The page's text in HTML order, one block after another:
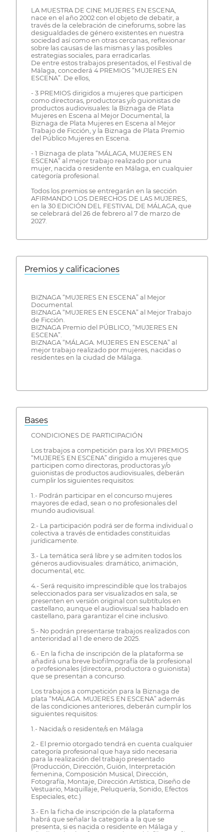
LA MUESTRA DE CINE MUJERES EN ESCENA,
nace en el año 2002 con el objeto de debatir, a
través de la celebración de cineforums, sobre las
desigualdades de género existentes en nuestra
sociedad así como en otras cercanas, reflexionar
sobre las causas de las mismas y las posibles
estrategias sociales, para erradicarlas.
De entre estos trabajos presentados, el Festival de
Málaga, concederá 4 PREMIOS “MUJERES EN
ESCENA”. De ellos,
- 3 PREMIOS dirigidos a mujeres que participen
como directoras, productoras y/o guionistas de
productos audiovisuales: la Biznaga de Plata
Mujeres en Escena al Mejor Documental, la
Biznaga de Plata Mujeres en Escena al Mejor
Trabajo de Ficción, y la Biznaga de Plata Premio
del Público Mujeres en Escena.
- 1 Biznaga de plata “MÁLAGA, MUJERES EN
ESCENA” al mejor trabajo realizado por una
mujer, nacida o residente en Málaga, en cualquier
categoría profesional.
Todos los premios se entregarán en la sección
AFIRMANDO LOS DERECHOS DE LAS MUJERES,
en la 30 EDICIÓN DEL FESTIVAL DE MÁLAGA, que
se celebrará del 26 de febrero al 7 de marzo de
2027.
Premios y calificaciones
BIZNAGA “MUJERES EN ESCENA” al Mejor
Documental.
BIZNAGA “MUJERES EN ESCENA” al Mejor Trabajo
de Ficción.
BIZNAGA Premio del PÚBLICO, “MUJERES EN
ESCENA”.
BIZNAGA “MÁLAGA. MUJERES EN ESCENA” al
mejor trabajo realizado por mujeres, nacidas o
residentes en la ciudad de Málaga.
Bases
CONDICIONES DE PARTICIPACIÓN
Los trabajos a competición para los XVI PREMIOS
“MUJERES EN ESCENA” dirigido a mujeres que
participen como directoras, productoras y/o
guionistas de productos audiovisuales, deberán
cumplir los siguientes requisitos:
1.- Podrán participar en el concurso mujeres
mayores de edad, sean o no profesionales del
mundo audiovisual.
2.- La participación podrá ser de forma individual o
colectiva a través de entidades constituidas
jurídicamente.
3.- La temática será libre y se admiten todos los
géneros audiovisuales: dramático, animación,
documental, etc.
4.- Será requisito imprescindible que los trabajos
seleccionados para ser visualizados en sala, se
presenten en versión original con subtítulos en
castellano, aunque el audiovisual sea hablado en
castellano, para garantizar el cine inclusivo.
5.- No podrán presentarse trabajos realizados con
anterioridad al 1 de enero de 2025.
6.- En la ficha de inscripción de la plataforma se
añadirá una breve biofilmografía de la profesional
o profesionales (directora, productora o guionista)
que se presentan a concurso.
Los trabajos a competición para la Biznaga de
plata “MALAGA. MUJERES EN ESCENA” además
de las condiciones anteriores, deberán cumplir los
siguientes requisitos:
1.- Nacida/s o residente/s en Málaga
2.- El premio otorgado tendrá en cuenta cualquier
categoría profesional que haya sido necesaria
para la realización del trabajo presentado
(Producción, Dirección, Guión, Interpretación
femenina, Composición Musical, Dirección,
Fotografía, Montaje, Dirección Artística, Diseño de
Vestuario, Maquillaje, Peluquería, Sonido, Efectos
Especiales, etc.)
3.- En la ficha de inscripción de la plataforma
habrá que señalar la categoría a la que se
presenta, si es nacida o residente en Málaga y